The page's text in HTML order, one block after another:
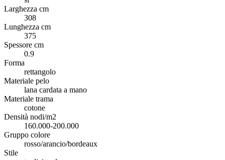
Larghezza cm
308
Lunghezza cm
375
Spessore cm
0.9
Forma
rettangolo
Materiale pelo
lana cardata a mano
Materiale trama
cotone
Densità nodi/m2
160.000-200.000
Gruppo colore
rosso/arancio/bordeaux
Stile